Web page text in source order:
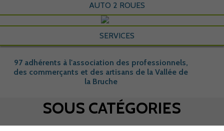
AUTO 2 ROUES
SERVICES
97 adhérents à l'association des professionnels,
des commerçants et des artisans de la Vallée de
la Bruche
SOUS CATÉGORIES